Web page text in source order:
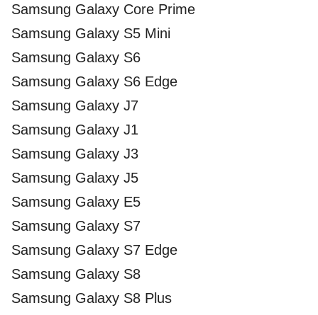
Samsung Galaxy Core Prime
Samsung Galaxy S5 Mini
Samsung Galaxy S6
Samsung Galaxy S6 Edge
Samsung Galaxy J7
Samsung Galaxy J1
Samsung Galaxy J3
Samsung Galaxy J5
Samsung Galaxy E5
Samsung Galaxy S7
Samsung Galaxy S7 Edge
Samsung Galaxy S8
Samsung Galaxy S8 Plus